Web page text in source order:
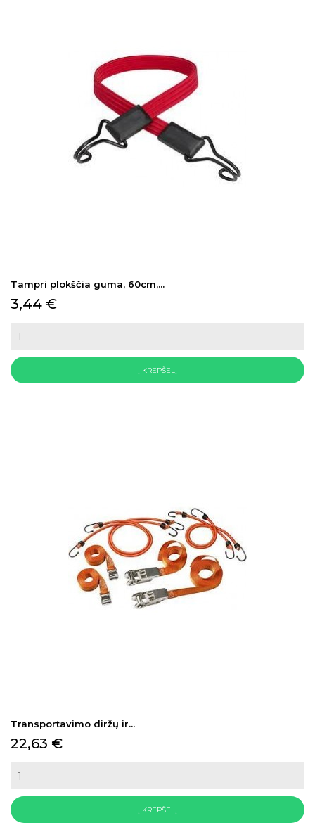
Tampri plokščia guma, 60cm,...
Kaina
3,44 €
Į KREPŠELĮ
Transportavimo diržų ir...
Kaina
22,63 €
Į KREPŠELĮ